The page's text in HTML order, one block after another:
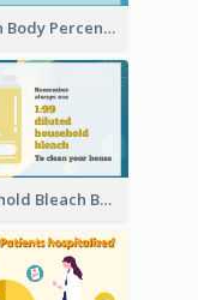
Human Body Percentage Clipart
Household Bleach Bottle